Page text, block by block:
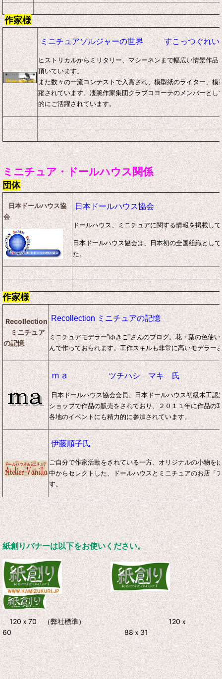
作家様
ミニチュアソルジャーの世界 すこっつぐれい
ヒストリカルからミリタリー、マシーネンまで幅広い情景作
頂いています。
また数々の一流コンテストで入賞され、模型紙のライター、
躍されています。凄腕作家集団クラブコヨーテのメンバーと
的にご活躍されています。
ミニチュア・ドールハウス関係
団体
日本ドールハウス協
会
日本ドールハウス協会
ドールハウス、ミニチュアに関する情報を掲載し
日本ドールハウス協会は、日本初の全国組織とし
た。
作家様
Recollection
ミニチュア
の記憶
Recollection ミニチュアの記憶
ミニチュアモデラー”ゆきこ”さんのブログ。花・葉の色使
んで作っておられます。工作スキルも非常に高いモデラー
ｍａ ツチハシ マキ 氏
日本ドールハウス協会会員。日本ドールハウス初級木工認
ショップで作品の販売をされており、２０１１年に作品の
各地のイベントにも精力的に参加されています。
伊藤順子氏
ご自分で作家活動をされている一方、オリジナルの小物を
中からセレクトした、ドールハウスとミニチュアのお店「
す。
紙創りバナーは以下をお使いください。
120ｘ70 （弊社標準） 120ｘ
60 88ｘ31